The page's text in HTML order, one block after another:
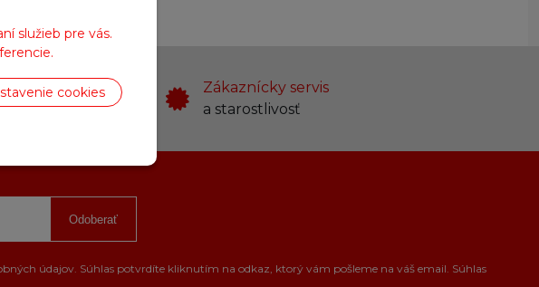
služieb pre vás.
cookies
na sklade
do 24
Zákaznícky servis
a starostlivosť
Odoberať
údajov. Súhlas potvrdíte kliknutím na odkaz, ktorý vám pošleme na váš email. Súhlas